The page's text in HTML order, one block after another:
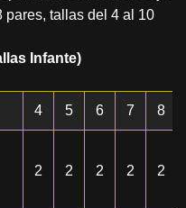
pares, tallas del 4 al 10
Infante)
4 5 6 7 8
2 2 2 2 2